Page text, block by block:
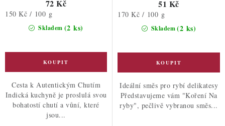
Skladem (2 ks)
72 Kč
Měrná
150 Kč / 100 g
Cesta k Autentickým Chutím
Indická kuchyně je proslulá svou
bohatostí chutí a vůní, které
jsou...
Skladem(2 ks)
51 Kč
Měrná
170 Kč / 100 g
Ideální směs pro rybí delikatesy
Představujeme vám "Koření Na
ryby", pečlivě vybranou směs...